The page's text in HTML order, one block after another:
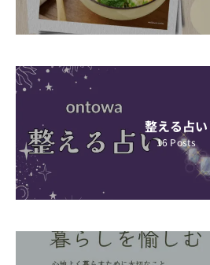
整える占い
16 Posts